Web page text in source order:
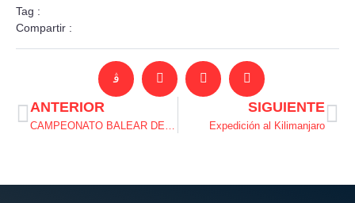
Tag :
Compartir :
ANTERIOR
CAMPEONATO BALEAR DE ESCALADA EN BLOQUE 2022
SIGUIENTE
Expedición al Kilimanjaro